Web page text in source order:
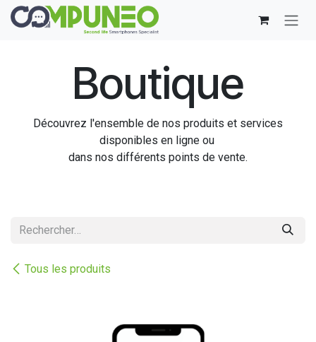
Se rendre au contenu
Boutique
Découvrez l'ensemble de nos produits et services
disponibles en ligne ou
dans nos différents points de vente.
Tous les produits